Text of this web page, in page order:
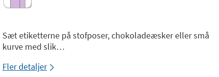
Sæt etiketterne på stofposer, chokoladeæsker eller små
kurve med slik…
Fler detaljer